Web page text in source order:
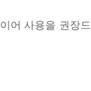
어 사용을 권장드